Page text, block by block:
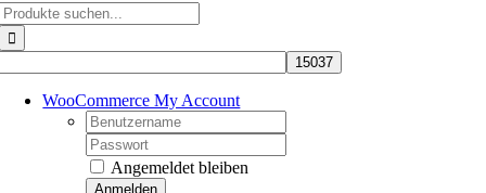
WooCommerce My Account
Username:
Password:
Angemeldet bleiben